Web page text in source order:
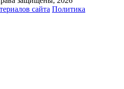
сайта Политика